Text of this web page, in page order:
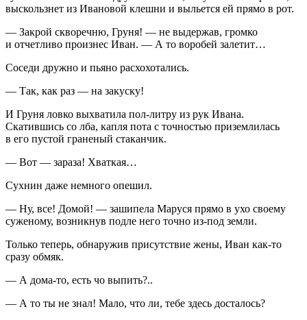
выскользнет из Ивановой клешни и выльется ей прямо в рот.
— Закрой скворечню, Груня! — не выдержав, громко
и отчетливо произнес Иван. — А то воробей залетит…
Соседи дружно и пьяно расхохотались.
— Так, как раз — на закуску!
И Груня ловко выхватила пол-литру из рук Ивана.
Скатившись со лба, капля пота с точностью приземлилась
в его пустой граненый стаканчик.
— Вот — зараза! Хваткая…
Сухнин даже немного опешил.
— Ну, все! Домой! — зашипела Маруся прямо в ухо своему
суженому, возникнув подле него точно из-под земли.
Только теперь, обнаружив присутствие жены, Иван как-то
сразу обмяк.
— А дома-то, есть чо выпить?..
— А то ты не знал! Мало, что ли, тебе здесь досталось?